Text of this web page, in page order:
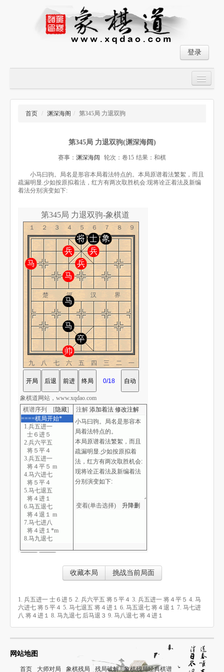
登录
大师对局
象棋小游戏
首页 / 渊深海阁 / 第345局 力退双驹
第345局 力退双驹(渊深海阔)
赛事： 渊深海阔 轮次：卷15 结果：和棋
小马曰驹。局名是形容本局着法特点的。本局原谱着法繁絮，而且
疏漏明显.少如按原拟着法，红方有两次取胜机会:现将诠正着法及新编
着法分别演变如下:
第345局 力退双驹-象棋道
１２３４５６７８９
楚 河 汉 界
九八七六五四三二一
棋谱序列 [隐藏]
====棋局开始*
1.兵五进一
士６进５
2.兵六平五
将５平４
3.兵五进一
将４平５ m
4.马六进七
将５平４
5.马七退五
将４进１
6.马五退七
将４退１ m
7.马七进八
将４进１*m
8.马九退七
9.马八退七
注解 添加着法 修改注解
变着(单击选择) 升降删
象棋道网站，www.xqdao.com
收藏本局 挑战当前局面
1. 兵五进一 士６进５ 2. 兵六平五 将５平４ 3. 兵五进一 将４平５ 4. 马
六进七 将５平４ 5. 马七退五 将４进１ 6. 马五退七 将４退１ 7. 马七进
八 将４进１ 8. 马九退七 后马退３ 9. 马八退七 将４进１
网站地图
首页 大师对局 象棋残局 残局破解 象棋残局经典棋谱